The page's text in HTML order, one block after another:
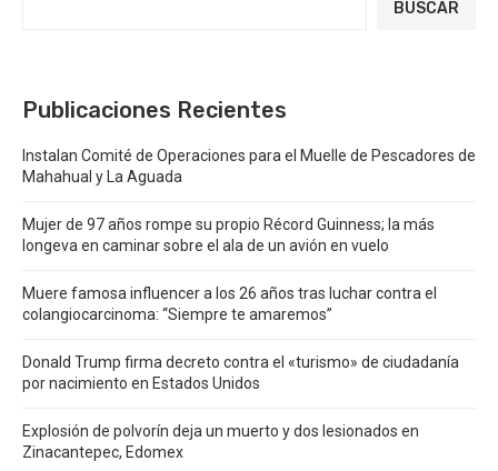
BUSCAR
Publicaciones Recientes
Instalan Comité de Operaciones para el Muelle de Pescadores de
Mahahual y La Aguada
Mujer de 97 años rompe su propio Récord Guinness; la más
longeva en caminar sobre el ala de un avión en vuelo
Muere famosa influencer a los 26 años tras luchar contra el
colangiocarcinoma: “Siempre te amaremos”
Donald Trump firma decreto contra el «turismo» de ciudadanía
por nacimiento en Estados Unidos
Explosión de polvorín deja un muerto y dos lesionados en
Zinacantepec, Edomex